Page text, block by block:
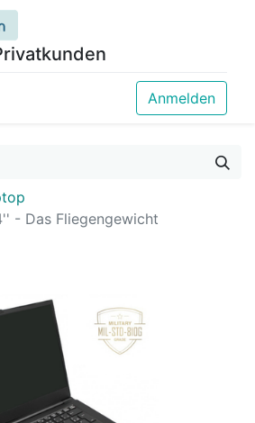
Anmelden
- Das Fliegengewicht